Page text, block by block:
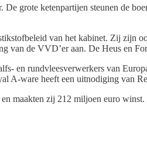
grote ketenpartijen steunen de
van het kabinet. Zij zijn
de VVD’er aan. De Heus en
en rundvleesverwerkers van
A-ware heeft een uitnodiging van
maakten zij 212 miljoen euro